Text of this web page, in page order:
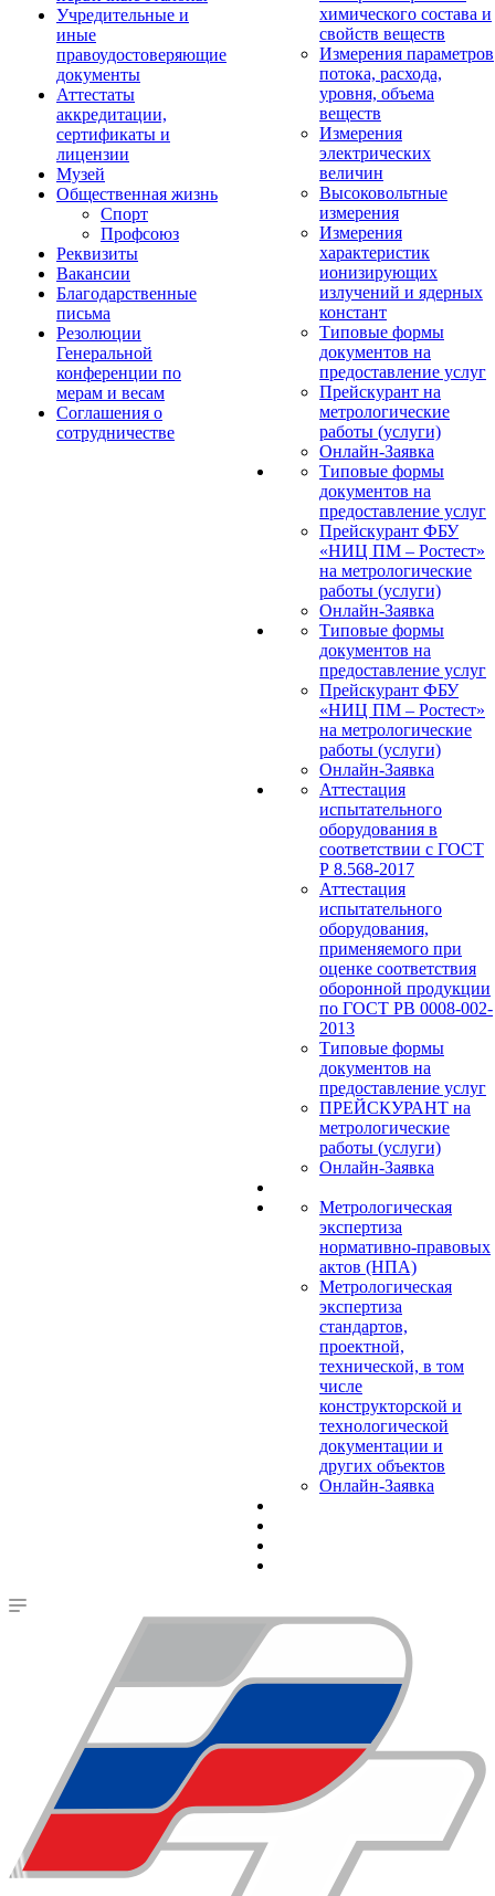
Учредительные и
иные
правоудостоверяющие
документы
Аттестаты
аккредитации,
сертификаты и
лицензии
Музей
Общественная жизнь
Спорт
Профсоюз
Реквизиты
Вакансии
Благодарственные
письма
Резолюции
Генеральной
конференции по
мерам и весам
Соглашения о
сотрудничестве
химического состава и
свойств веществ
Измерения параметров
потока, расхода,
уровня, объема
веществ
Измерения
электрических
величин
Высоковольтные
измерения
Измерения
характеристик
ионизирующих
излучений и ядерных
констант
Типовые формы
документов на
предоставление услуг
Прейскурант на
метрологические
работы (услуги)
Онлайн-Заявка
Типовые формы
документов на
предоставление услуг
Прейскурант ФБУ
«НИЦ ПМ – Ростест»
на метрологические
работы (услуги)
Онлайн-Заявка
Типовые формы
документов на
предоставление услуг
Прейскурант ФБУ
«НИЦ ПМ – Ростест»
на метрологические
работы (услуги)
Онлайн-Заявка
Аттестация
испытательного
оборудования в
соответствии с ГОСТ
Р 8.568-2017
Аттестация
испытательного
оборудования,
применяемого при
оценке соответствия
оборонной продукции
по ГОСТ РВ 0008-002-
2013
Типовые формы
документов на
предоставление услуг
ПРЕЙСКУРАНТ на
метрологические
работы (услуги)
Онлайн-Заявка
Метрологическая
экспертиза
нормативно-правовых
актов (НПА)
Метрологическая
экспертиза
стандартов,
проектной,
технической, в том
числе
конструкторской и
технологической
документации и
других объектов
Онлайн-Заявка